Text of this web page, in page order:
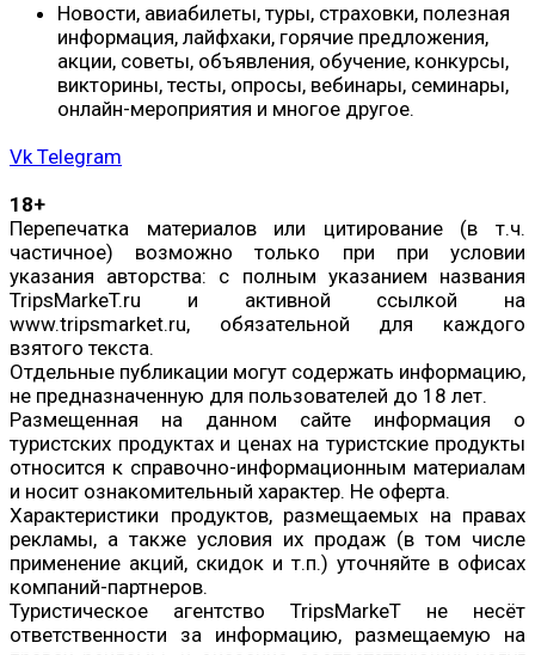
Новости, авиабилеты, туры, страховки, полезная
информация, лайфхаки, горячие предложения,
акции, советы, объявления, обучение, конкурсы,
викторины, тесты, опросы, вебинары, семинары,
онлайн-мероприятия и многое другое.
Vk Telegram
18+
Перепечатка материалов или цитирование (в т.ч.
частичное) возможно только при при условии
указания авторства: с полным указанием названия
TripsMarkeT.ru и активной ссылкой на
www.tripsmarket.ru, обязательной для каждого
взятого текста.
Отдельные публикации могут содержать информацию,
не предназначенную для пользователей до 18 лет.
Размещенная на данном сайте информация о
туристских продуктах и ценах на туристские продукты
относится к справочно-информационным материалам
и носит ознакомительный характер. Не оферта.
Характеристики продуктов, размещаемых на правах
рекламы, а также условия их продаж (в том числе
применение акций, скидок и т.п.) уточняйте в офисах
компаний-партнеров.
Туристическое агентство TripsMarkeT не несёт
ответственности за информацию, размещаемую на